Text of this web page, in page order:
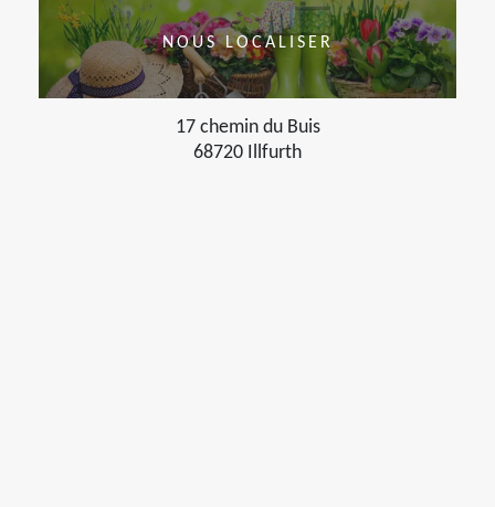
NOUS LOCALISER
17 chemin du Buis
68720 Illfurth